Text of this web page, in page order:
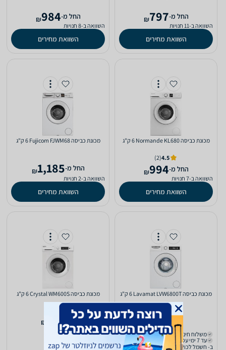
‫החל מ-797
₪
השוואה ב-11 חנויות
השוואת מחירים
‫החל מ-984
₪
השוואה ב-8 חנויות
השוואת מחירים
מכונת כביסה Normande KL680 ‏6 ‏ק"ג
4.5
(2)
‫החל מ-994
₪
השוואה ב-7 חנויות
השוואת מחירים
מכונת כביסה Fujicom FJWM68 ‏6 ‏ק"ג
‫החל מ-1,185
₪
השוואה ב-2 חנויות
השוואת מחירים
מכונת כביסה Lavamat LVW6800T ‏6 ‏ק"ג
1,390
₪
משלוח חינם
עד 7 ימי עסקים
ב- חשמל לכולם
מכונת כביסה Crystal WM600S ‏6 ‏ק"ג
1,390
₪
משלוח חינם
ב- הסיטונאי